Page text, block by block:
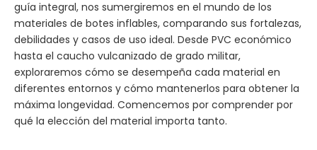
guía integral, nos sumergiremos en el mundo de los
materiales de botes inflables, comparando sus fortalezas,
debilidades y casos de uso ideal. Desde PVC económico
hasta el caucho vulcanizado de grado militar,
exploraremos cómo se desempeña cada material en
diferentes entornos y cómo mantenerlos para obtener la
máxima longevidad. Comencemos por comprender por
qué la elección del material importa tanto.